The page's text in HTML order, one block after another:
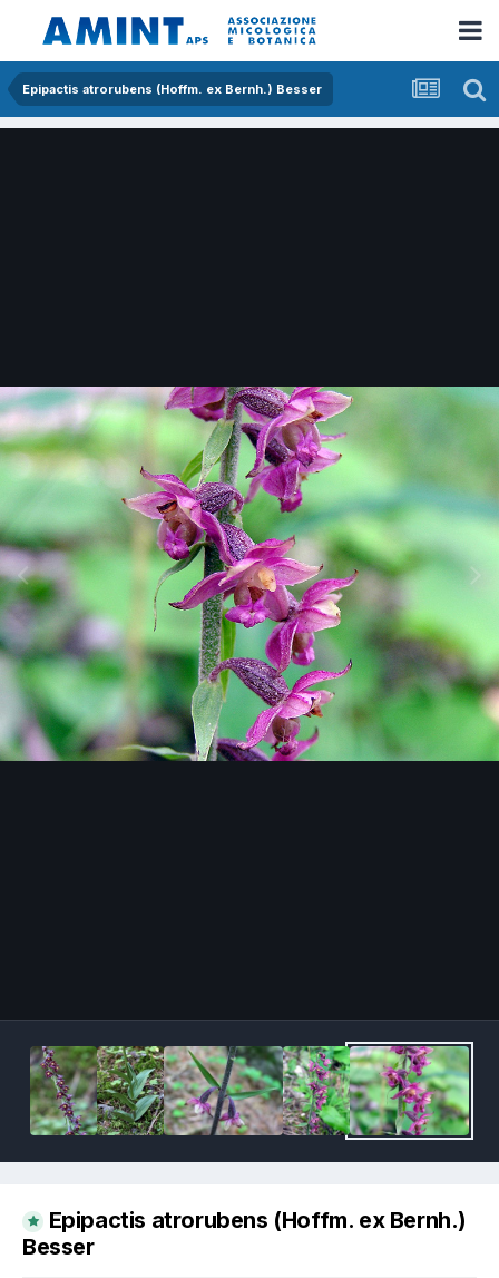
Epipactis atrorubens (Hoffm. ex Bernh.) Besser
Epipactis atrorubens (Hoffm. ex Bernh.)
Besser